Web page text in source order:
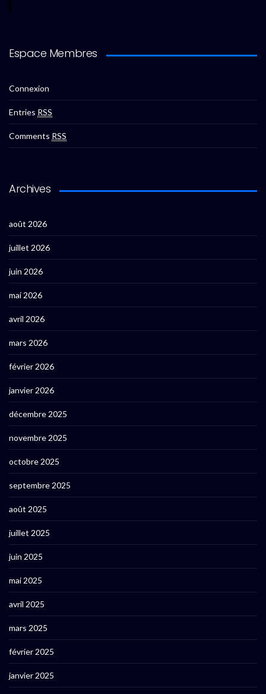
Espace Membres
Connexion
Entries RSS
Comments RSS
Archives
août 2026
juillet 2026
juin 2026
mai 2026
avril 2026
mars 2026
février 2026
janvier 2026
décembre 2025
novembre 2025
octobre 2025
septembre 2025
août 2025
juillet 2025
juin 2025
mai 2025
avril 2025
mars 2025
février 2025
janvier 2025